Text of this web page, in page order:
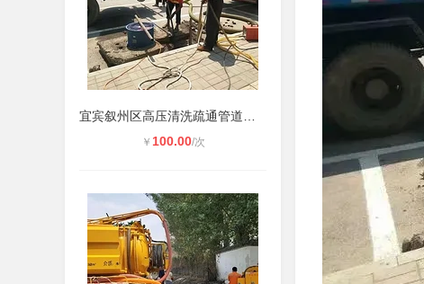
￥ 100.00/次